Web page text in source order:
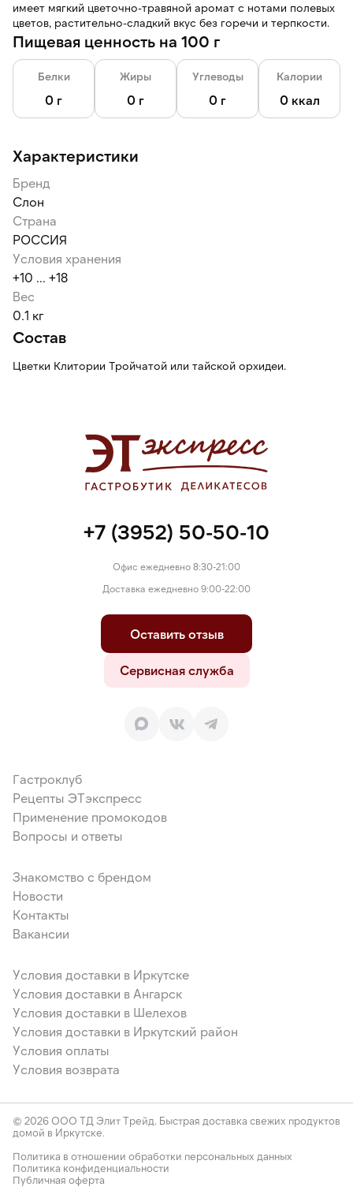
имеет мягкий цветочно-травяной аромат с нотами полевых
цветов, растительно-сладкий вкус без горечи и терпкости.
Пищевая ценность на 100 г
Белки
0 г
Жиры
0 г
Углеводы
0 г
Калории
0 ккал
Характеристики
Бренд
Слон
Страна
РОССИЯ
Условия хранения
+10 ... +18
Вес
0.1 кг
Состав
Цветки Клитории Тройчатой или тайской орхидеи.
+7 (3952) 50-50-10
Офис ежедневно 8:30-21:00
Доставка ежедневно 9:00-22:00
Оставить отзыв
Сервисная служба
Гастроклуб
Рецепты ЭТэкспресс
Применение промокодов
Вопросы и ответы
Знакомство с брендом
Новости
Контакты
Вакансии
Условия доставки в Иркутске
Условия доставки в Ангарск
Условия доставки в Шелехов
Условия доставки в Иркутский район
Условия оплаты
Условия возврата
© 2026 ООО ТД Элит Трейд. Быстрая доставка свежих продуктов
домой в Иркутске.
Политика в отношении обработки персональных данных
Политика конфиденциальности
Публичная оферта